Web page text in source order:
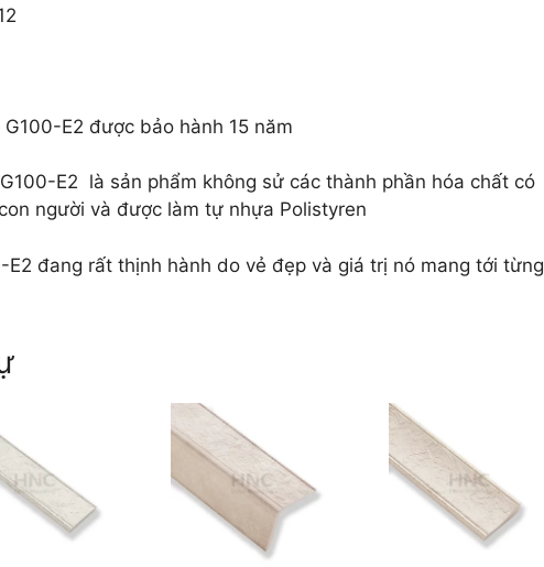
E2 được bảo hành 15 năm
E2 là sản phẩm không sử các thành phần hóa chất có
người và được làm tự nhựa Polistyren
E2 đang rất thịnh hành do vẻ đẹp và giá trị nó mang tới từng